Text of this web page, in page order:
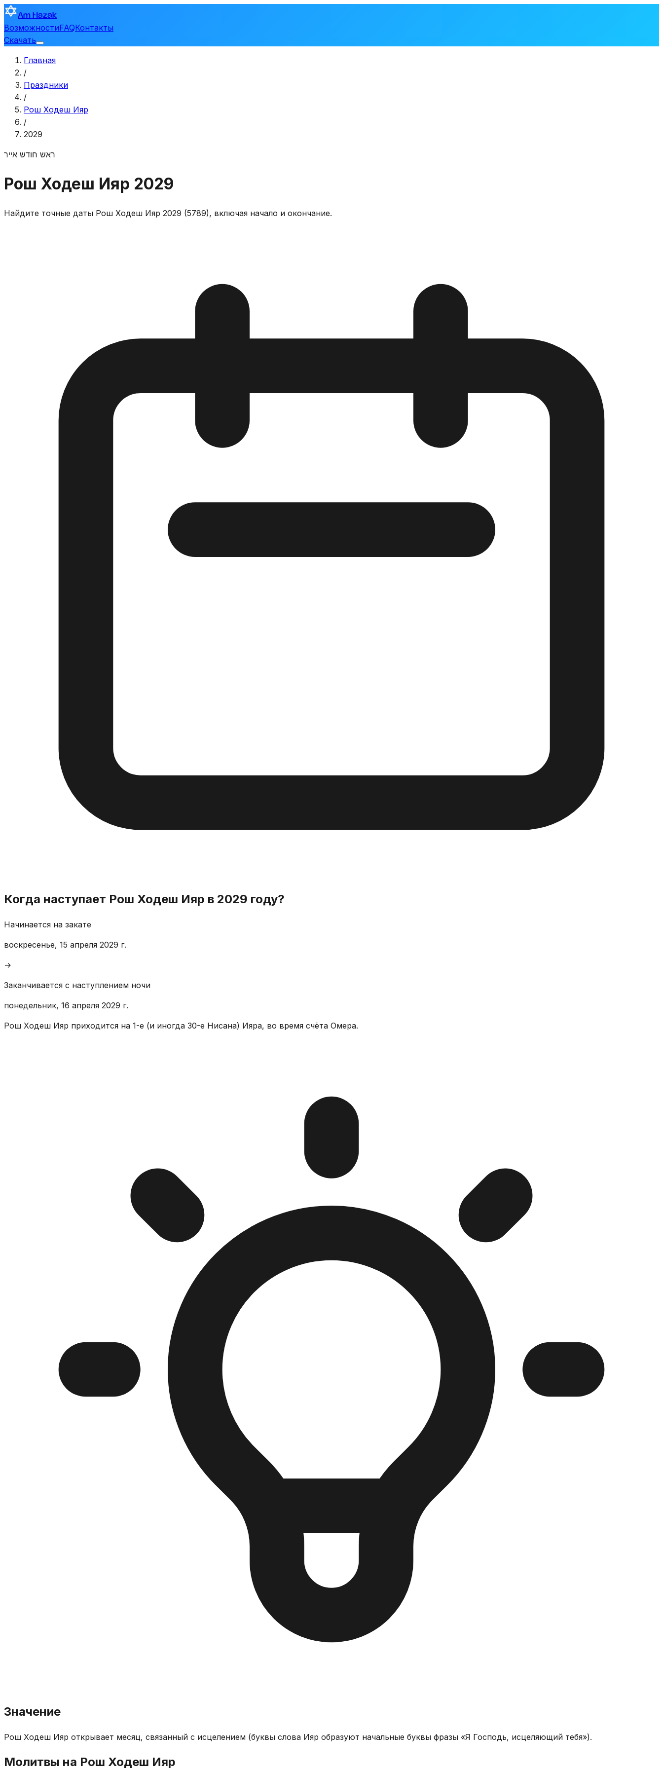
Am Hazak
ВозможностиFAQКонтакты
Скачать
Главная
/
Праздники
/
Рош Ходеш Ияр
/
2029
ראש חודש אייר
Рош Ходеш Ияр 2029
Найдите точные даты Рош Ходеш Ияр 2029 (5789), включая начало и окончание.
Когда наступает Рош Ходеш Ияр в 2029 году?
Начинается на закате
воскресенье, 15 апреля 2029 г.
→
Заканчивается с наступлением ночи
понедельник, 16 апреля 2029 г.
Рош Ходеш Ияр приходится на 1-е (и иногда 30-е Нисана) Ияра, во время счёта Омера.
Значение
Рош Ходеш Ияр открывает месяц, связанный с исцелением (буквы слова Ияр образуют начальные буквы фразы «Я Господь, исцеляющий тебя»).
Молитвы на Рош Ходеш Ияр